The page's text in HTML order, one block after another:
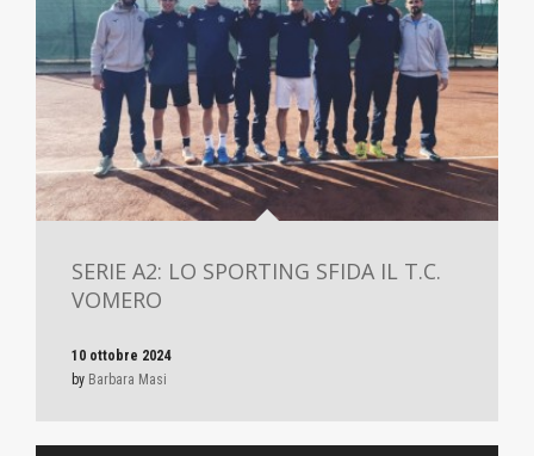
SERIE A2: LO SPORTING SFIDA IL T.C.
VOMERO
10 ottobre 2024
by Barbara Masi